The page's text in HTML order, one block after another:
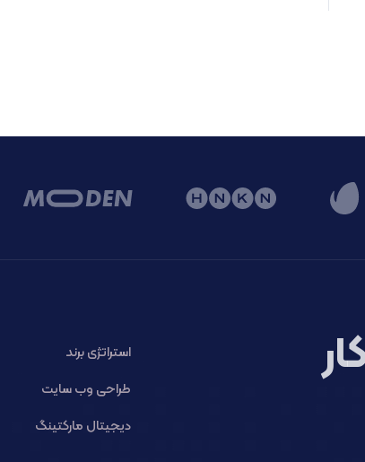
استراتژی برند
طراحی وب سایت
دیجیتال مارکتینگ